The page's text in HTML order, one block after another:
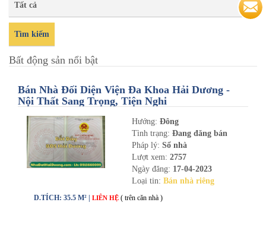
Tất cả
Tìm kiếm
Bất động sản nổi bật
Bán Nhà Đối Diện Viện Đa Khoa Hải Dương -
Nội Thất Sang Trọng, Tiện Nghi
Hướng: Đông
Tình trạng: Đang đăng bán
Pháp lý: Sổ nhà
Lượt xem: 2757
Ngày đăng: 17-04-2023
Loại tin: Bán nhà riêng
D.TÍCH: 35.5 M² | LIÊN HỆ ( trên căn nhà )